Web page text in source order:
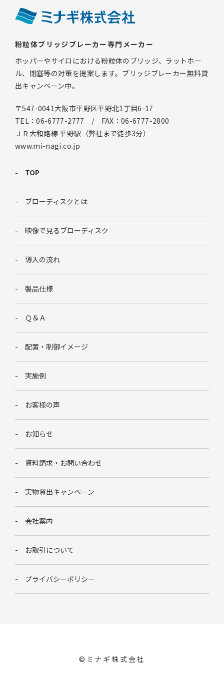
粉粒体ブリッジブレーカー専門メーカー
ホッパーやサイロにおける粉粒体のブリッジ、ラットホー
ル、閉塞等の対策を提案します。ブリッジブレーカー無料貸
出キャンペーン中。
〒547-0041大阪市平野区平野北1丁目6-17
TEL：06-6777-2777 / FAX：06-6777-2800
ＪＲ大和路線 平野駅（弊社まで徒歩3分）
www.mi-nagi.co.jp
TOP
ブローディスクとは
映像で見るブローディスク
導入の流れ
製品仕様
Ｑ＆Ａ
配置・制御イメージ
実施例
お客様の声
お知らせ
資料請求・お問い合わせ
実物貸出キャンペーン
会社案内
お取引について
プライバシーポリシー
©︎ミナギ株式会社